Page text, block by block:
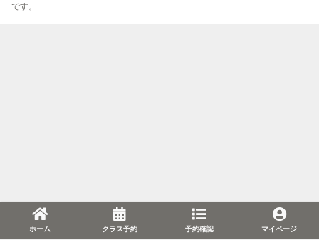
です。
ホーム クラス予約 予約確認 マイページ